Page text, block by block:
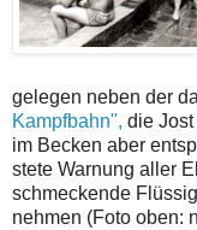
gelegen neben der
Kampfbahn", die
im Becken aber
stete Warnung aller
schmeckende
nehmen (Foto oben: